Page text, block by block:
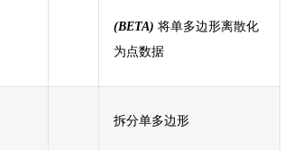
(BETA) 将单多边形离散化
为点数据
拆分单多边形